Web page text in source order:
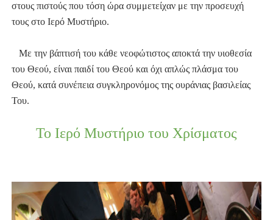
στους πιστούς που τόση ώρα συμμετείχαν με την προσευχή
τους στο Ιερό Μυστήριο.
Με την βάπτισή του κάθε νεοφώτιστος αποκτά την υιοθεσία
του Θεού, είναι παιδί του Θεού και όχι απλώς πλάσμα του
Θεού, κατά συνέπεια συγκληρονόμος της ουράνιας βασιλείας
Του.
Το Ιερό Μυστήριο του Χρίσματος